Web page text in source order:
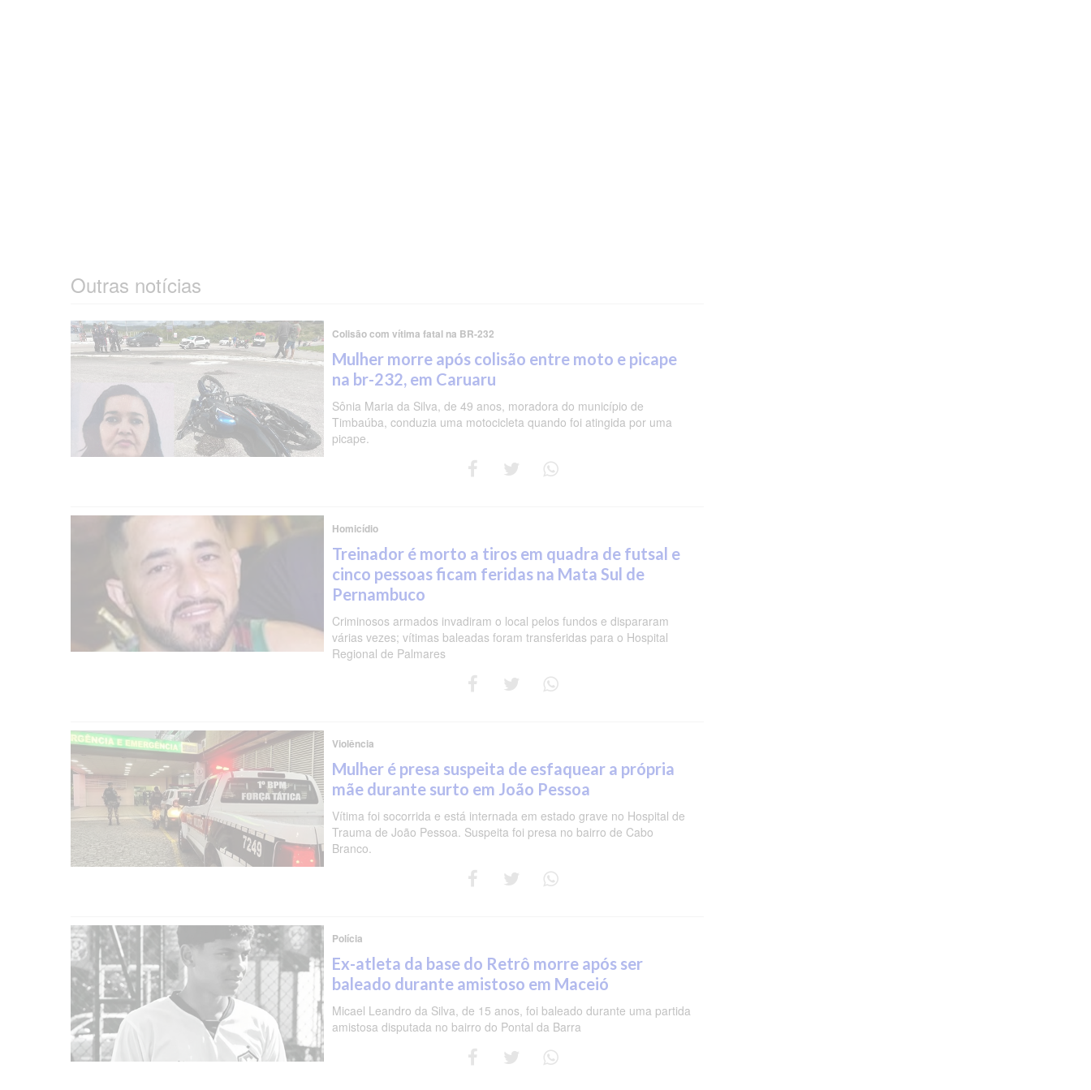
Outras notícias
Colisão com vítima fatal na BR-232
Mulher morre após colisão entre moto e picape
na br-232, em Caruaru
Sônia Maria da Silva, de 49 anos, moradora do município de
Timbaúba, conduzia uma motocicleta quando foi atingida por uma
picape.
Homicídio
Treinador é morto a tiros em quadra de futsal e
cinco pessoas ficam feridas na Mata Sul de
Pernambuco
Criminosos armados invadiram o local pelos fundos e dispararam
várias vezes; vítimas baleadas foram transferidas para o Hospital
Regional de Palmares
Violência
Mulher é presa suspeita de esfaquear a própria
mãe durante surto em João Pessoa
Vítima foi socorrida e está internada em estado grave no Hospital de
Trauma de João Pessoa. Suspeita foi presa no bairro de Cabo
Branco.
Polícia
Ex-atleta da base do Retrô morre após ser
baleado durante amistoso em Maceió
Micael Leandro da Silva, de 15 anos, foi baleado durante uma partida
amistosa disputada no bairro do Pontal da Barra